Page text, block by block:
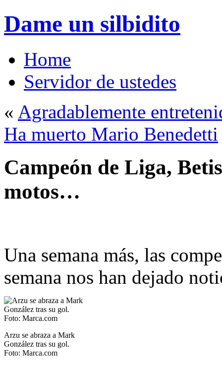
Dame un silbidito
Home
Servidor de ustedes
« Agradablemente
Ha muerto Mario Benedetti
Campeón de Liga,
motos…
Una semana más, las
semana nos han dejado
Arzu se abraza a Mark
González tras su gol.
Foto: Marca.com